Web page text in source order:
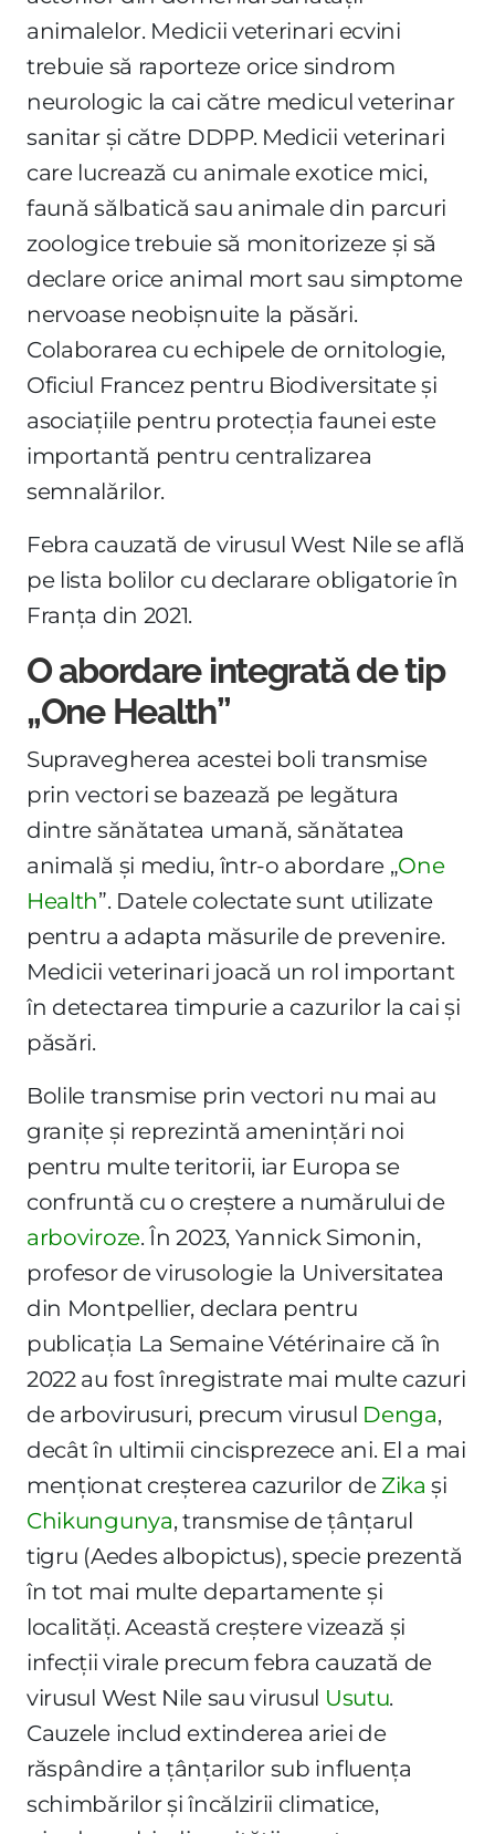
animalelor. Medicii veterinari ecvini
trebuie să raporteze orice sindrom
neurologic la cai către medicul veterinar
sanitar și către DDPP. Medicii veterinari
care lucrează cu animale exotice mici,
faună sălbatică sau animale din parcuri
zoologice trebuie să monitorizeze și să
declare orice animal mort sau simptome
nervoase neobișnuite la păsări.
Colaborarea cu echipele de ornitologie,
Oficiul Francez pentru Biodiversitate și
asociațiile pentru protecția faunei este
importantă pentru centralizarea
semnalărilor.
Febra cauzată de virusul West Nile se află
pe lista bolilor cu declarare obligatorie în
Franța din 2021.
O abordare integrată de tip
„One Health”
Supravegherea acestei boli transmise
prin vectori se bazează pe legătura
dintre sănătatea umană, sănătatea
animală și mediu, într-o abordare „One
Health”. Datele colectate sunt utilizate
pentru a adapta măsurile de prevenire.
Medicii veterinari joacă un rol important
în detectarea timpurie a cazurilor la cai și
păsări.
Bolile transmise prin vectori nu mai au
granițe și reprezintă amenințări noi
pentru multe teritorii, iar Europa se
confruntă cu o creștere a numărului de
arboviroze. În 2023, Yannick Simonin,
profesor de virusologie la Universitatea
din Montpellier, declara pentru
publicația La Semaine Vétérinaire că în
2022 au fost înregistrate mai multe cazuri
de arbovirusuri, precum virusul Denga,
decât în ultimii cincisprezece ani. El a mai
menționat creșterea cazurilor deZika și
Chikungunya, transmise de țânțarul
tigru (Aedes albopictus), specie prezentă
în tot mai multe departamente și
localități. Această creștere vizează și
infecții virale precum febra cauzată de
virusul West Nile sau virusul Usutu.
Cauzele includ extinderea ariei de
răspândire a țânțarilor sub influența
schimbărilor și încălzirii climatice,